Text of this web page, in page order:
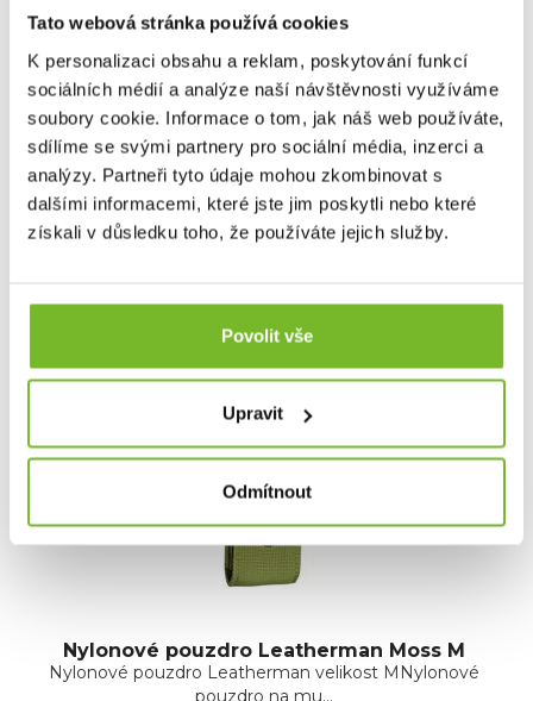
Tato webová stránka používá cookies
K personalizaci obsahu a reklam, poskytování funkcí
sociálních médií a analýze naší návštěvnosti využíváme
soubory cookie. Informace o tom, jak náš web používáte,
sdílíme se svými partnery pro sociální média, inzerci a
analýzy. Partneři tyto údaje mohou zkombinovat s
dalšími informacemi, které jste jim poskytli nebo které
získali v důsledku toho, že používáte jejich služby.
Povolit vše
Upravit
Odmítnout
záchranářských operacích nebo náročných expedicích.
Jejich funkčnost ocení zejména kutilové, montéři,
mechanici a všichni, pro které je skladné a vysoce funkční
nářadí nepostradatelné.
Dotaz
Mohlo by Vás zajímat
Nylonové pouzdro Leatherman Moss M
Nylonové pouzdro Leatherman velikost MNylonové
pouzdro na mu...